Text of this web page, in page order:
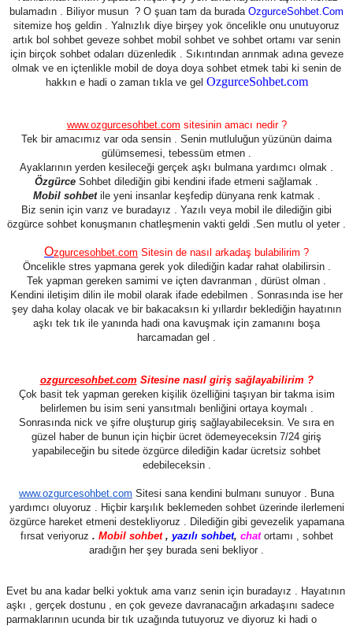
bulamadın . Biliyor musun ? O şuan tam da burada OzgurceSohbet.Com
sitemize hoş geldin . Yalnızlık diye birşey yok öncelikle onu unutuyoruz
artık bol sohbet geveze sohbet mobil sohbet ve sohbet ortamı var senin
için birçok sohbet odaları düzenledik . Sıkıntından arınmak adına geveze
olmak ve en içtenlikle mobil de doya doya sohbet etmek tabi ki senin de
hakkın e hadi o zaman tıkla ve gel OzgurceSohbet.com
www.ozgurcesohbet.com sitesinin amacı nedir ?
Tek bir amacımız var oda sensin . Senin mutluluğun yüzünün daima
gülümsemesi, tebessüm etmen .
Ayaklarının yerden kesileceği gerçek aşkı bulmana yardımcı olmak .
Özgürce Sohbet dilediğin gibi kendini ifade etmeni sağlamak .
Mobil sohbetile yeni insanlar keşfedip dünyana renk katmak .
Biz senin için varız ve buradayız . Yazılı veya mobil ile dilediğin gibi
özgürce sohbet konuşmanın chatleşmenin vakti geldi .Sen mutlu ol yeter .
Ozgurcesohbet .com Sitesin de nasıl arkadaş bulabilirim ?
Öncelikle stres yapmana gerek yok dilediğin kadar rahat olabilirsin .
Tek yapman gereken samimi ve içten davranman , dürüst olman .
Kendini iletişim dilin ile mobil olarak ifade edebilmen . Sonrasında ise her
şey daha kolay olacak ve bir bakacaksın ki yıllardır beklediğin hayatının
aşkı tek tık ile yanında hadi ona kavuşmak için zamanını boşa
harcamadan gel .
ozgurcesohbet.com Sitesine nasıl giriş sağlayabilirim ?
Çok basit tek yapman gereken kişilik özelliğini taşıyan bir takma isim
belirlemen bu isim seni yansıtmalı benliğini ortaya koymalı .
Sonrasında nick ve şifre oluşturup giriş sağlayabileceksin. Ve sıra en
güzel haber de bunun için hiçbir ücret ödemeyeceksin 7/24 giriş
yapabileceğin bu sitede özgürce dilediğin kadar ücretsiz sohbet
edebileceksin .
www.ozgurcesohbet.com Sitesi sana kendini bulmanı sunuyor . Buna
yardımcı oluyoruz . Hiçbir karşılık beklemeden sohbet üzerinde ilerlemeni
özgürce hareket etmeni destekliyoruz . Dilediğin gibi gevezelik yapamana
fırsat veriyoruz . Mobil sohbet, yazılı sohbet, chat ortamı , sohbet
aradığın her şey burada seni bekliyor .
Evet bu ana kadar belki yoktuk ama varız senin için buradayız . Hayatının
aşkı , gerçek dostunu , en çok geveze davranacağın arkadaşını sadece
parmaklarının ucunda bir tık uzağında tutuyoruz ve diyoruz ki hadi o